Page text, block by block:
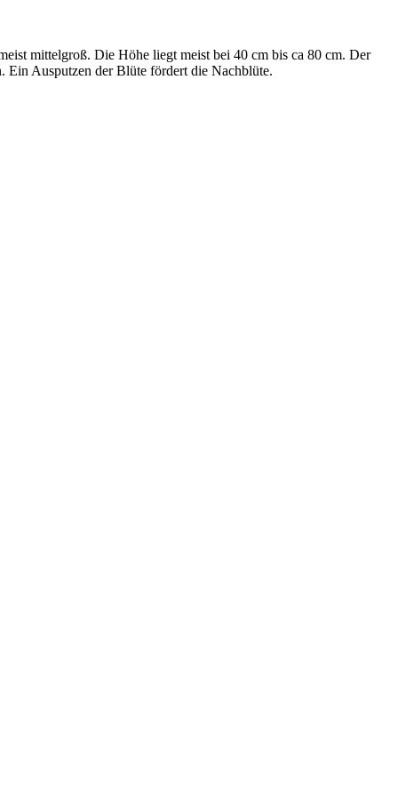
mittelgroß. Die Höhe liegt meist bei 40 cm bis ca 80 cm. Der
Ein Ausputzen der Blüte fördert die Nachblüte.